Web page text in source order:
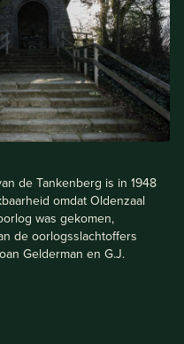
de Tankenberg is in 1948
omdat Oldenzaal
was gekomen,
de oorlogsslachtoffers
Gelderman en G.J.